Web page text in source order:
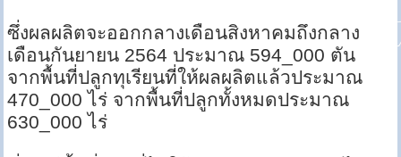
ซึ่งผลผลิตจะออกกลางเดือนสิงหาคมถึงกลาง
เดือนกันยายน 2564 ประมาณ 594_000 ตัน
จากพื้นที่ปลูกทุเรียนที่ให้ผลผลิตแล้วประมาณ
470_000 ไร่ จากพื้นที่ปลูกทั้งหมดประมาณ
630_000 ไร่